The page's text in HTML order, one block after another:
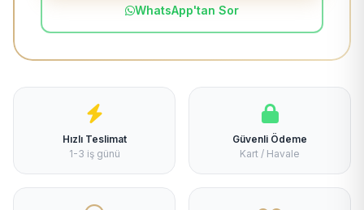
WhatsApp'tan Sor
Hızlı Teslimat
1-3 iş günü
Güvenli Ödeme
Kart / Havale